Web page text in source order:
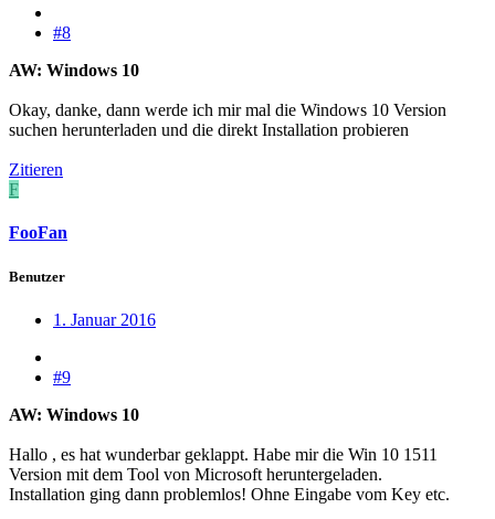
#8
AW: Windows 10
Okay, danke, dann werde ich mir mal die Windows 10 Version
suchen herunterladen und die direkt Installation probieren
Zitieren
F
FooFan
Benutzer
1. Januar 2016
#9
AW: Windows 10
Hallo , es hat wunderbar geklappt. Habe mir die Win 10 1511
Version mit dem Tool von Microsoft heruntergeladen.
Installation ging dann problemlos! Ohne Eingabe vom Key etc.